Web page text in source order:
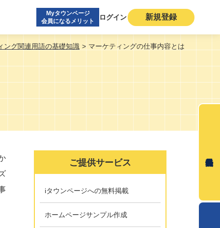
Myタウンページ
会員になるメリット
ログイン 新規登録
ング関連用語の基礎知識 マーケティングの仕事内容とは
ご提供サービス
iタウンページへの無料掲載
ホームページサンプル作成